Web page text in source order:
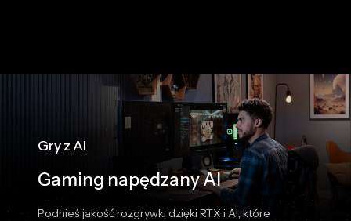
Gry z AI
Gaming napędzany AI
Podnieś jakość rozgrywki dzięki RTX i AI, które